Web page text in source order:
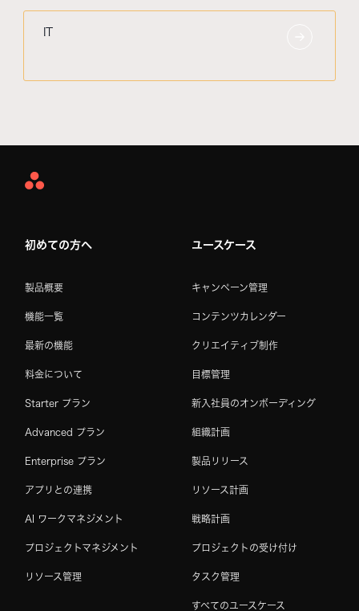
IT
Asana
初めての方へ
製品概要
機能一覧
最新の機能
料金について
Starter プラン
Advanced プラン
Enterprise プラン
アプリとの連携
AI ワークマネジメント
プロジェクトマネジメント
リソース管理
ユースケース
キャンペーン管理
コンテンツカレンダー
クリエイティブ制作
目標管理
新入社員のオンボーディング
組織計画
製品リリース
リソース計画
戦略計画
プロジェクトの受け付け
タスク管理
すべてのユースケース